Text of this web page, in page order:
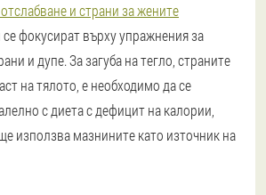
и страни за жените
фокусират върху упражнения за
и дупе. За загуба на тегло, страните
на тялото, е необходимо да се
с диета с дефицит на калории,
използва мазнините като източник на